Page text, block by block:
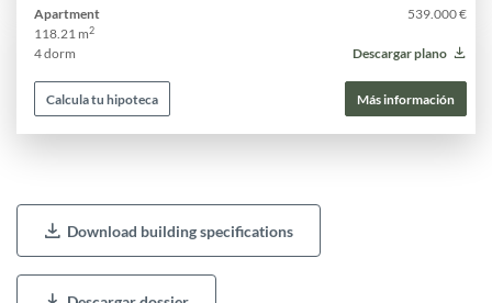
Apartment
539.000 €
118.21 m2
4 dorm Descargar plano
Calcula tu hipoteca Más información
Download building specifications